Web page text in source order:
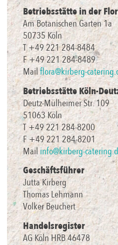
Betriebsstätte in der
Am Botanischen Garten 1a
50735 Köln
T +49 221 284-8484
F +49 221 284-8489
Mailflora@kirberg-
Betriebsstätte Köln-
Deutz-Mülheimer Str. 109
51063 Köln
T +49 221 284-8200
F +49 221 284-8201
Mail info@kirberg-
Geschäftsführer
Jutta Kirberg
Thomas Lehmann
Volker Beuchert
Handelsregister
AG Köln HRB 46478